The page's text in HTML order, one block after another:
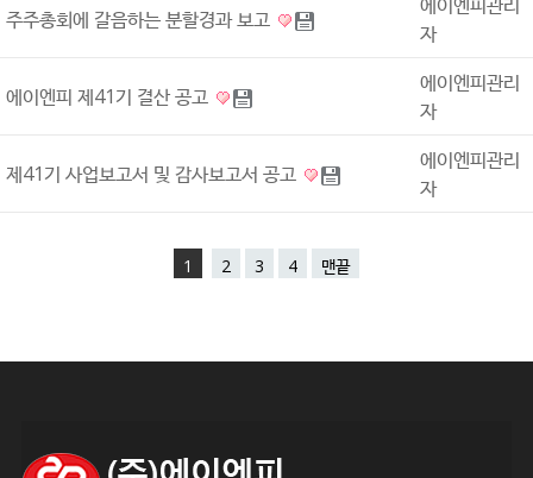
주주총회에 갈음하는 분할경과 보고
자
에이엔피 제41기 결산 공고
에이엔피관리
자
제41기 사업보고서 및 감사보고서 공고
에이엔피관리
자
1 2 3 4 맨끝